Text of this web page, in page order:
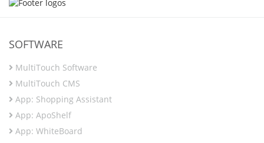
SOFTWARE
MultiTouch Software
MultiTouch CMS
App: Shopping Assistant
App: ApoShelf
App: WhiteBoard